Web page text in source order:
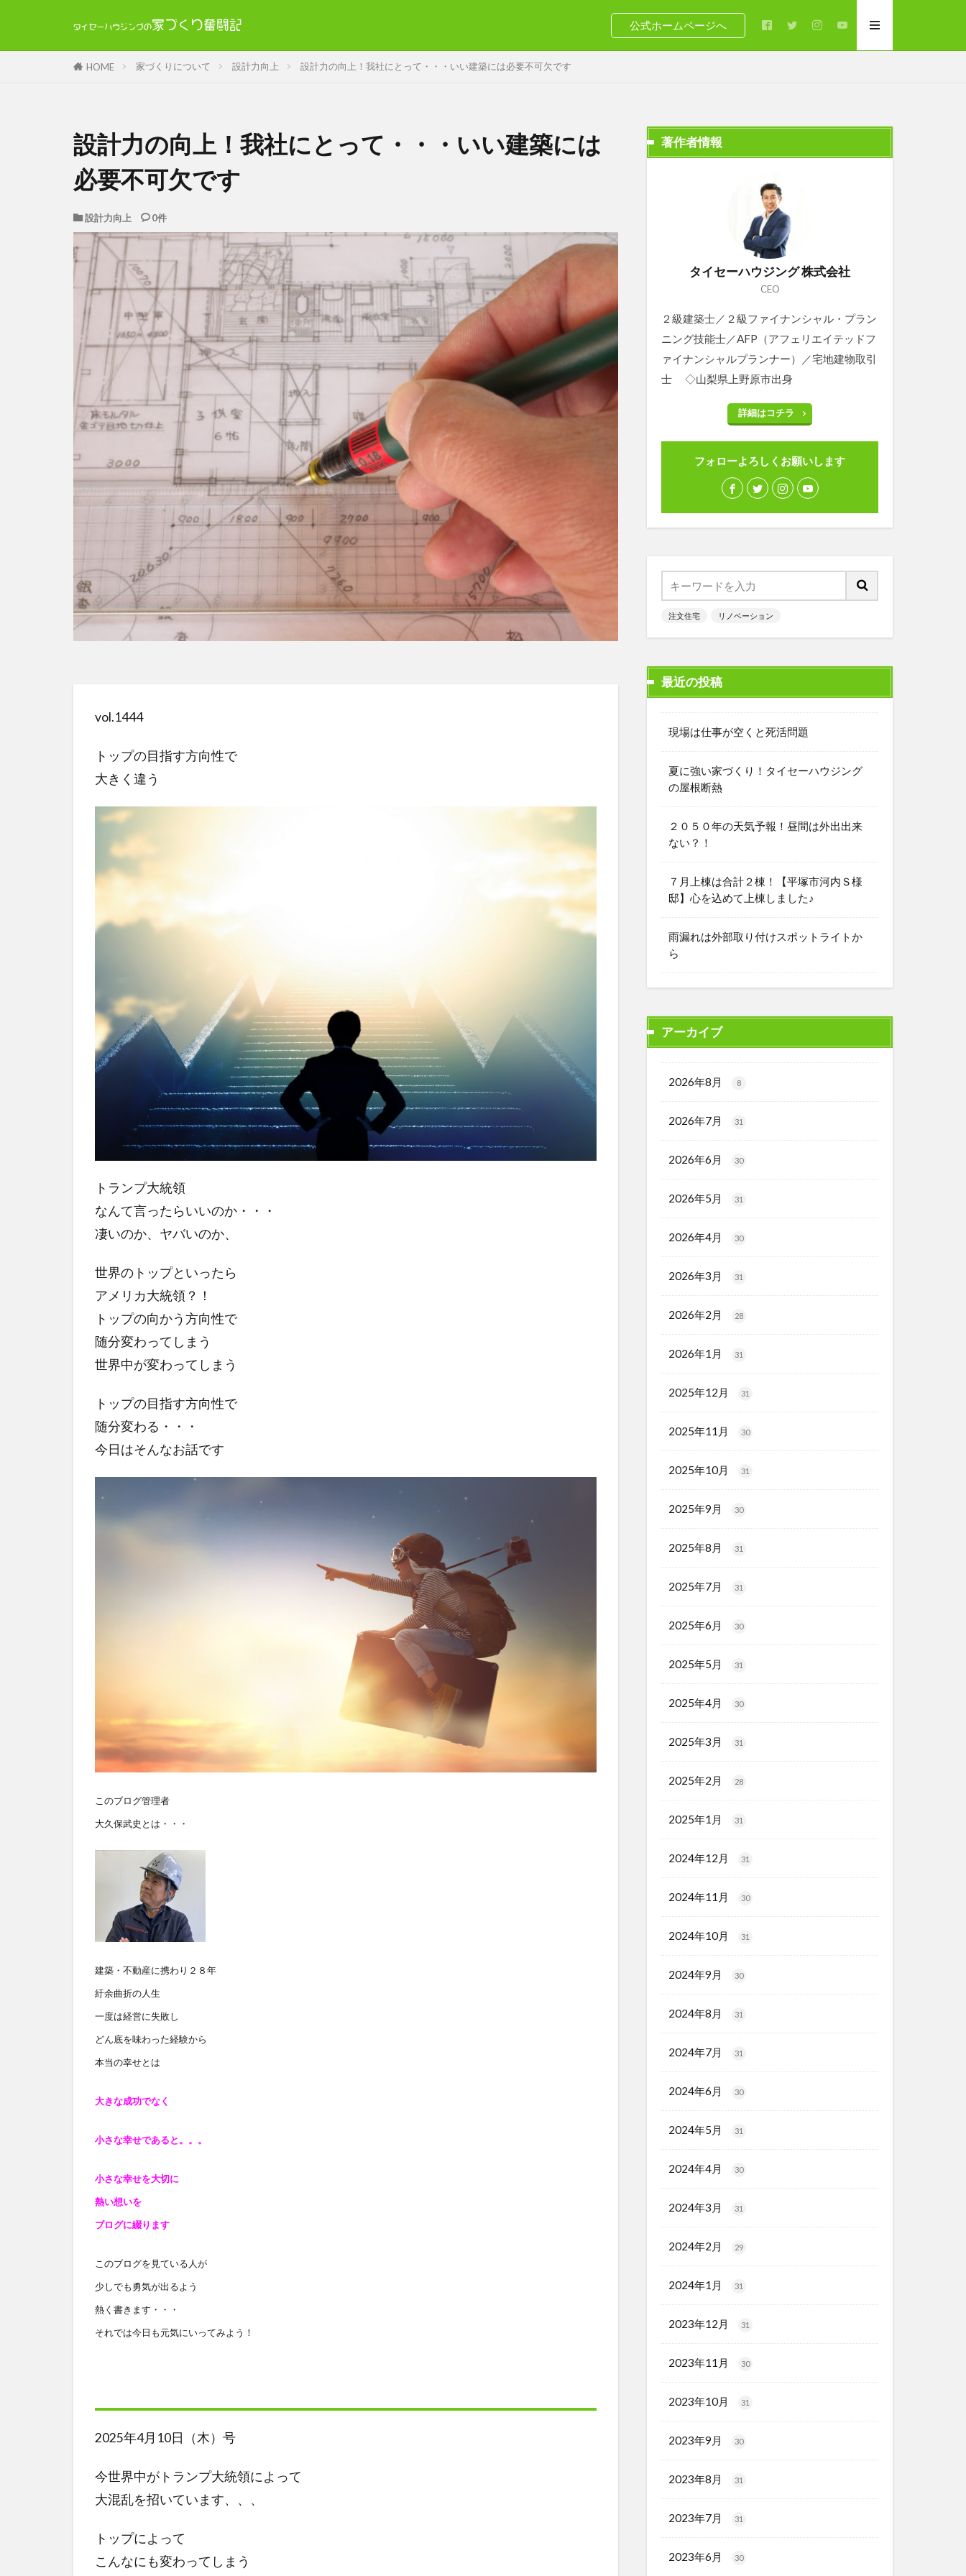
公式ホームページへ
HOME 家づくりについて 設計力向上 設計力の向上！我社にとって・・・いい建築には必要不可欠です
設計力の向上！我社にとって・・・いい建築には
必要不可欠です
設計力向上 0件
vol.1444
トップの目指す方向性で
大きく違う
トランプ大統領
なんて言ったらいいのか・・・
凄いのか、ヤバいのか、
世界のトップといったら
アメリカ大統領？！
トップの向かう方向性で
随分変わってしまう
世界中が変わってしまう
トップの目指す方向性で
随分変わる・・・
今日はそんなお話です
このブログ管理者
大久保武史とは・・・
建築・不動産に携わり２８年
紆余曲折の人生
一度は経営に失敗し
どん底を味わった経験から
本当の幸せとは
大きな成功でなく
小さな幸せであると。。。
小さな幸せを大切に
熱い想いを
ブログに綴ります
このブログを見ている人が
少しでも勇気が出るよう
熱く書きます・・・
それでは今日も元気にいってみよう！
2025年4月10日（木）号
今世界中がトランプ大統領によって
大混乱を招いています、、、
トップによって
こんなにも変わってしまう
著作者情報
タイセーハウジング 株式会社
CEO
２級建築士／２級ファイナンシャル・プラン
ニング技能士／AFP（アフェリエイテッドフ
ァイナンシャルプランナー）／宅地建物取引
士 ◇山梨県上野原市出身
詳細はコチラ
フォローよろしくお願いします
注文住宅 リノベーション
最近の投稿
現場は仕事が空くと死活問題
夏に強い家づくり！タイセーハウジング
の屋根断熱
２０５０年の天気予報！昼間は外出出来
ない？！
７月上棟は合計２棟！【平塚市河内Ｓ様
邸】心を込めて上棟しました♪
雨漏れは外部取り付けスポットライトか
ら
アーカイブ
2026年8月 8
2026年7月 31
2026年6月 30
2026年5月 31
2026年4月 30
2026年3月 31
2026年2月 28
2026年1月 31
2025年12月 31
2025年11月 30
2025年10月 31
2025年9月 30
2025年8月 31
2025年7月 31
2025年6月 30
2025年5月 31
2025年4月 30
2025年3月 31
2025年2月 28
2025年1月 31
2024年12月 31
2024年11月 30
2024年10月 31
2024年9月 30
2024年8月 31
2024年7月 31
2024年6月 30
2024年5月 31
2024年4月 30
2024年3月 31
2024年2月 29
2024年1月 31
2023年12月 31
2023年11月 30
2023年10月 31
2023年9月 30
2023年8月 31
2023年7月 31
2023年6月 30